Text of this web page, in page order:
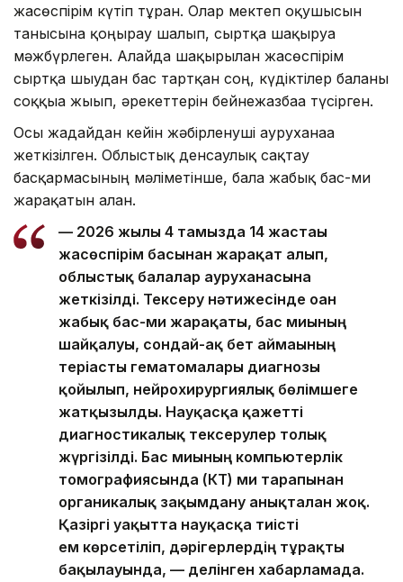
жасөспірім күтіп тұрған. Олар мектеп оқушысын
танысына қоңырау шалып, сыртқа шақыруға
мәжбүрлеген. Алайда шақырылған жасөспірім
сыртқа шығудан бас тартқан соң, күдіктілер баланы
соққыға жығып, әрекеттерін бейнежазбаға түсірген.
Осы жағдайдан кейін жәбірленуші ауруханаға
жеткізілген. Облыстық денсаулық сақтау
басқармасының мәліметінше, бала жабық бас-ми
жарақатын алған.
— 2026 жылғы 4 тамызда 14 жастағы
жасөспірім басынан жарақат алып,
облыстық балалар ауруханасына
жеткізілді. Тексеру нәтижесінде оған
жабық бас-ми жарақаты, бас миының
шайқалуы, сондай-ақ бет аймағының
теріасты гематомалары диагнозы
қойылып, нейрохирургиялық бөлімшеге
жатқызылды. Науқасқа қажетті
диагностикалық тексерулер толық
жүргізілді. Бас миының компьютерлік
томографиясында (КТ) ми тарапынан
органикалық зақымдану анықталған жоқ.
Қазіргі уақытта науқасқа тиісті
ем көрсетіліп, дәрігерлердің тұрақты
бақылауында, — делінген хабарламада.